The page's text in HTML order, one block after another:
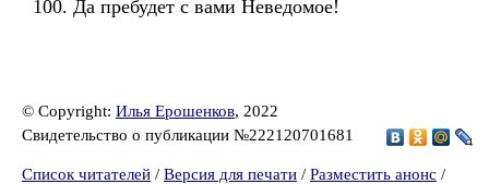
100. Да пребудет с вами Неведомое!
© Copyright: Илья Ерошенков, 2022
Свидетельство о публикации №222120701681
Список читателей / Версия для печати / Разместить анонс /